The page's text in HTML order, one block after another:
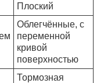
Плоский
Облегчённые, с
переменной
кривой
поверхностью
Тормозная